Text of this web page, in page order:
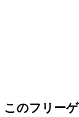
このフリー